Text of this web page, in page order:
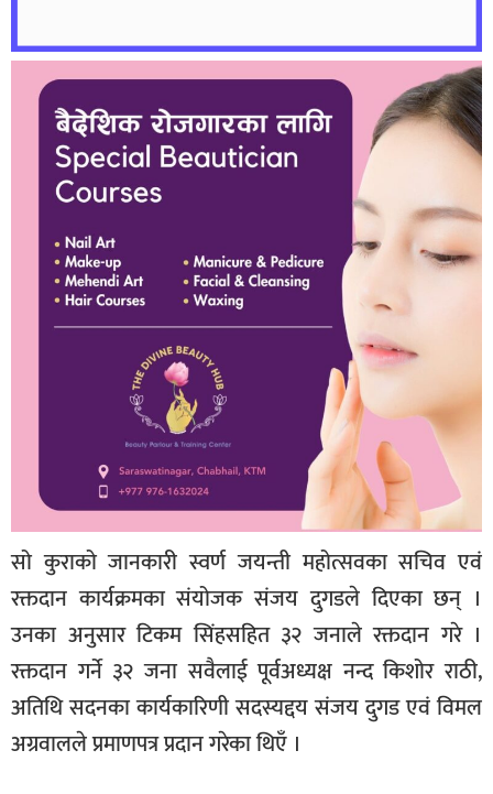
सो कुराको जानकारी स्वर्ण जयन्ती महोत्सवका सचिव एवं
रक्तदान कार्यक्रमका संयोजक संजय दुगडले दिएका छन् ।
उनका अनुसार टिकम सिंहसहित ३२ जनाले रक्तदान गरे ।
रक्तदान गर्ने ३२ जना सवैलाई पूर्वअध्यक्ष नन्द किशोर राठी,
अतिथि सदनका कार्यकारिणी सदस्यद्दय संजय दुगड एवं विमल
अग्रवालले प्रमाणपत्र प्रदान गरेका थिएँ ।